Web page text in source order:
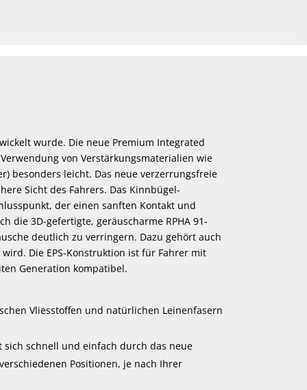
wurde. Die neue Premium Integrated
von Verstärkungsmaterialien wie
besonders leicht. Das neue verzerrungsfreie
Sicht des Fahrers. Das Kinnbügel-
der einen sanften Kontakt und
die 3D-gefertigte, geräuscharme RPHA 91-
deutlich zu verringern. Dazu gehört auch
Die EPS-Konstruktion ist für Fahrer mit
Generation kompatibel.
Vliesstoffen und natürlichen Leinenfasern
schnell und einfach durch das neue
Positionen, je nach Ihrer